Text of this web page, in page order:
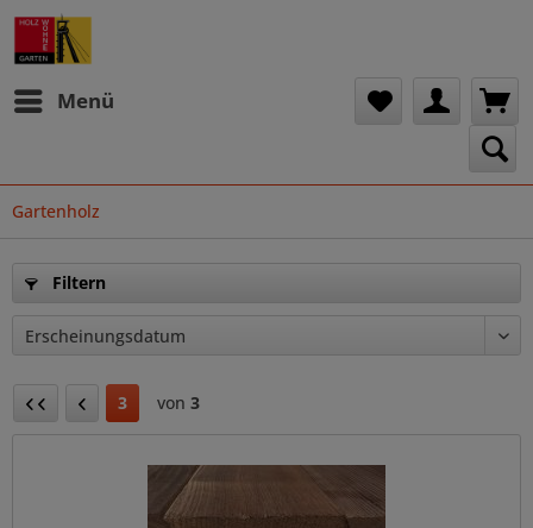
Menü
Gartenholz
Filtern
3 von 3